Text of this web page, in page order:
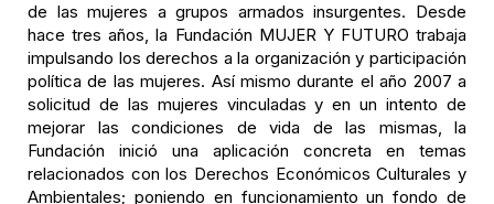
de las mujeres a grupos armados insurgentes. Desde
hace tres años, la Fundación MUJER Y FUTURO trabaja
impulsando los derechos a la organización y participación
política de las mujeres. Así mismo durante el año 2007 a
solicitud de las mujeres vinculadas y en un intento de
mejorar las condiciones de vida de las mismas, la
Fundación inició una aplicación concreta en temas
relacionados con los Derechos Económicos Culturales y
Ambientales; poniendo en funcionamiento un fondo de